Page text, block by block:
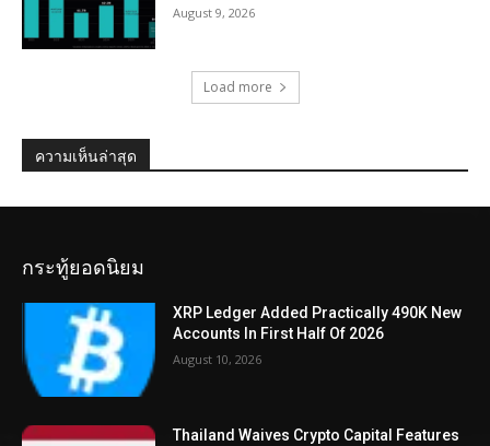
August 9, 2026
Load more
ความเห็นล่าสุด
กระทู้ยอดนิยม
XRP Ledger Added Practically 490K New
Accounts In First Half Of 2026
August 10, 2026
Thailand Waives Crypto Capital Features